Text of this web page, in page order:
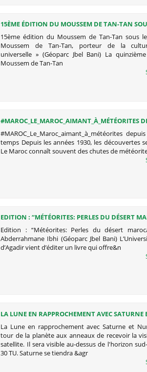
15ÈME ÉDITION DU MOUSSEM DE TAN-TAN
THÈME «LE MOUSSEM DE TAN-TAN, PORTEUR
CULTURE NOMADE UNIVERSELLE » (GÉOPARC
15ème édition du Moussem de Tan-Tan sous
Moussem de Tan-Tan, porteur de la
universelle » (Géoparc Jbel Bani) La
Moussem de Tan-Tan
#MAROC_LE_MAROC_AIMANT_À_MÉTÉORITES
NUIT DES TEMPS
#MAROC_Le_Maroc_aimant_à_météorites
temps Depuis les années 1930, les découvertes
Le Maroc connaît souvent des chutes de
EDITION : “MÉTÉORITES: PERLES DU DÉSERT
DU DR. ABDERRAHMANE IBHI (GÉOPARC JBEL
Edition : “Météorites: Perles du désert
Abderrahmane Ibhi (Géoparc Jbel Bani)
d’Agadir vient d’éditer un livre qui offre&n
LA LUNE EN RAPPROCHEMENT AVEC
La Lune en rapprochement avec Saturne et
tour de la planète aux anneaux de recevoir la
satellite. Il sera visible au-dessus de l'horizon
30 TU. Saturne se tiendra &agr